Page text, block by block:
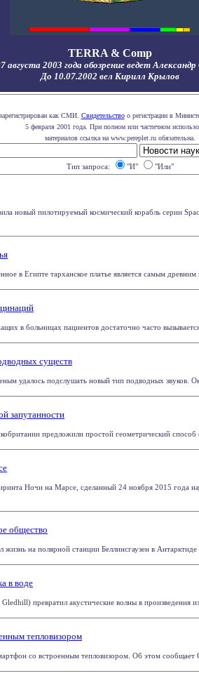
TERRA & Comp
августа 2003 года обозрение ведет
До 10.07.2002 вел Кирилл Крылов
как СМИ. Свидетельствоо регистрации в
5 февраля 2001 года. При полном или частичном
материалов ссылка на www.pereplet.ru обязательна.
Тип запроса: "И" "Или"
новый пилотируемый космический корабль серии
в Египте тарханское платье является самым
в больницах пациентов достаточно часто
существ
удалось подслушать новый тип подводных звуков.
запутанности
предложили простой геометрический способ
Ночи на Марсе, сделанный 24 ноября 2015
общество
на полярной станции Беллинсгаузен в
в воде
превратил акустические волны в произведения
тепловизором
со встроенным тепловизором. Об этом